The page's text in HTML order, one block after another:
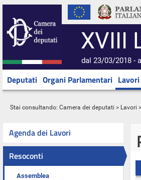
XVIII
dal 23/03/2018 -
Deputati Organi Parlamentari Lavori
Stai consultando: Camera dei deputati > Lavori >
Agenda dei Lavori
Resoconti
Assemblea